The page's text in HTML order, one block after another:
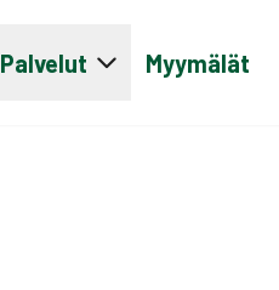
Palvelut Myymälät